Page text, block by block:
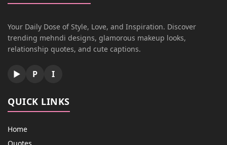
Your Daily Dose of Style, Love, and Inspiration. Discover
trending mehndi designs, glamorous makeup looks,
relationship quotes, and cute captions.
▶ P I
QUICK LINKS
Home